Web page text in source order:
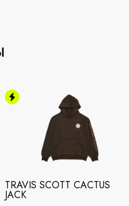
TRAVIS SCOTT CACTUS
JACK